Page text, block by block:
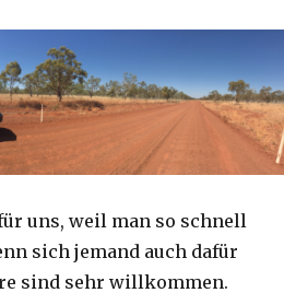
uns, weil man so schnell
sich jemand auch dafür
sind sehr willkommen.